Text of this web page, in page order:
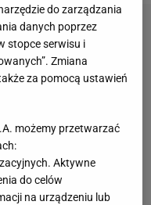
do zarządzania
danych poprzez
stopce serwisu i
Zmiana
za pomocą ustawień
możemy przetwarzać
Aktywne
do celów
na urządzeniu lub